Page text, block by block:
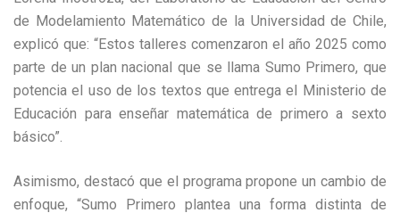
de Modelamiento Matemático de la Universidad de Chile,
explicó que: “Estos talleres comenzaron el año 2025 como
parte de un plan nacional que se llama Sumo Primero, que
potencia el uso de los textos que entrega el Ministerio de
Educación para enseñar matemática de primero a sexto
básico”.
Asimismo, destacó que el programa propone un cambio de
enfoque, “Sumo Primero plantea una forma distinta de